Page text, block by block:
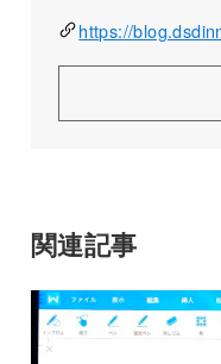
https://
関連記事